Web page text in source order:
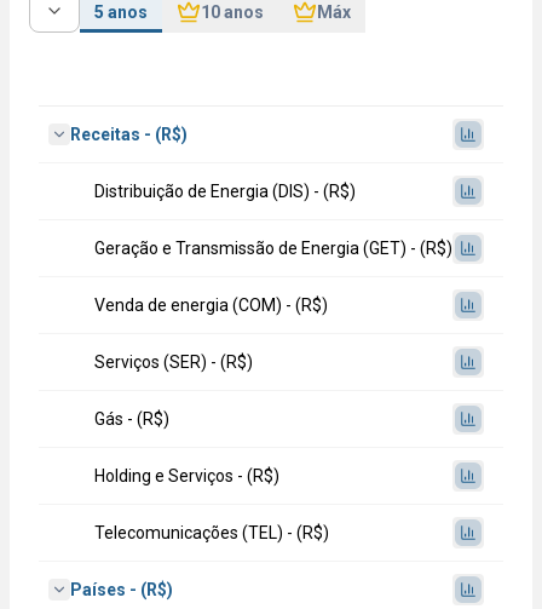
5 anos 10 anos Máx
Receitas - (R$)
Distribuição de Energia (DIS) - (R$)
Geração e Transmissão de Energia (GET) - (R$)
Venda de energia (COM) - (R$)
Serviços (SER) - (R$)
Gás - (R$)
Holding e Serviços - (R$)
Telecomunicações (TEL) - (R$)
Países - (R$)